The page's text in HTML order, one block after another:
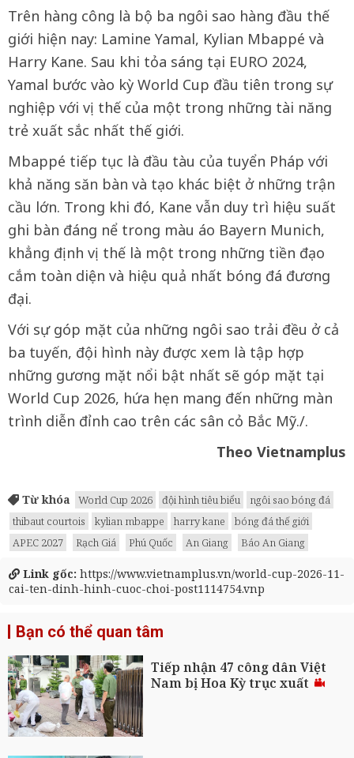
Trên hàng công là bộ ba ngôi sao hàng đầu thế
giới hiện nay: Lamine Yamal, Kylian Mbappé và
Harry Kane. Sau khi tỏa sáng tại EURO 2024,
Yamal bước vào kỳ World Cup đầu tiên trong sự
nghiệp với vị thế của một trong những tài năng
trẻ xuất sắc nhất thế giới.
Mbappé tiếp tục là đầu tàu của tuyển Pháp với
khả năng săn bàn và tạo khác biệt ở những trận
cầu lớn. Trong khi đó, Kane vẫn duy trì hiệu suất
ghi bàn đáng nể trong màu áo Bayern Munich,
khẳng định vị thế là một trong những tiền đạo
cắm toàn diện và hiệu quả nhất bóng đá đương
đại.
Với sự góp mặt của những ngôi sao trải đều ở cả
ba tuyến, đội hình này được xem là tập hợp
những gương mặt nổi bật nhất sẽ góp mặt tại
World Cup 2026, hứa hẹn mang đến những màn
trình diễn đỉnh cao trên các sân cỏ Bắc Mỹ./.
Theo Vietnamplus
Từ khóa World Cup 2026 đội hình tiêu biểu
ngôi sao bóng đá
thibaut courtois
kylian mbappe harry kane
bóng đá thế giới
APEC 2027
Rạch Giá Phú Quốc An Giang Báo An Giang
Link gốc: https://www.vietnamplus.vn/world-cup-2026-11-
cai-ten-dinh-hinh-cuoc-choi-post1114754.vnp
Bạn có thể quan tâm
Tiếp nhận 47 công dân Việt
Nam bị Hoa Kỳ trục xuất